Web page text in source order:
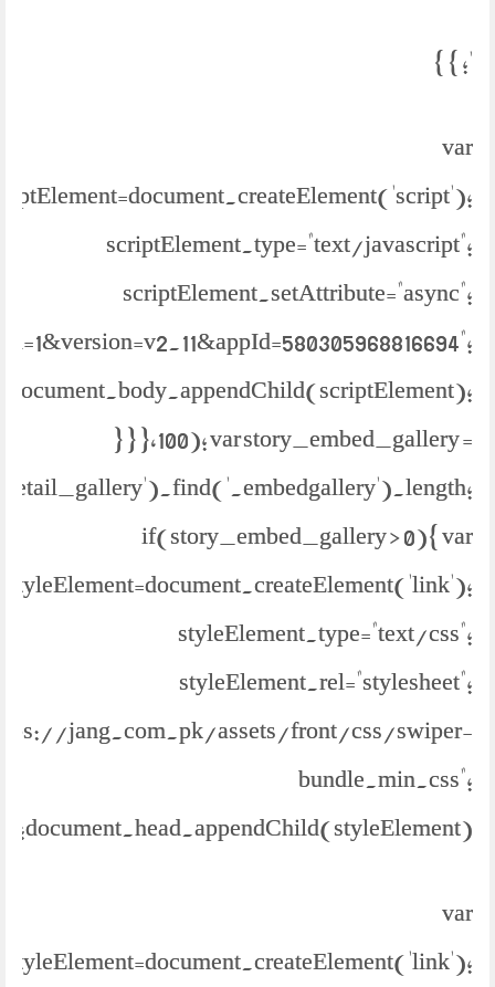
'; } }
var
scriptElement.type="text/javascript";
scriptElement.setAttribute="async";
document.body.appendChild(scriptElement);
} } },100); var story_embed_gallery =
if(story_embed_gallery > 0){ var
styleElement=document.createElement('link');
styleElement.type="text/css";
styleElement.rel="stylesheet";
jang.com.pk/assets/front/css/swiper-
bundle.min.css";
document.head.appendChild(styleElement);
var
styleElement=document.createElement('link');